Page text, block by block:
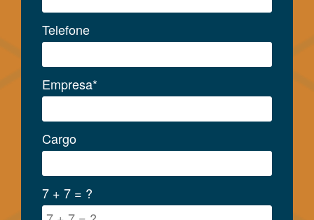
Telefone
Empresa*
Cargo
7 + 7 = ?